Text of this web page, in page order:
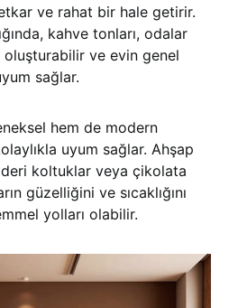
ve rahat bir hale getirir.
kahve tonları, odalar
oluşturabilir ve evin genel
sağlar.
hem de modern
uyum sağlar. Ahşap
koltuklar veya çikolata
güzelliğini ve sıcaklığını
yolları olabilir.